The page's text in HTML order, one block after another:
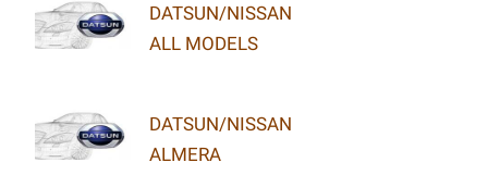
DATSUN/NISSAN
ALL MODELS
DATSUN/NISSAN
ALMERA